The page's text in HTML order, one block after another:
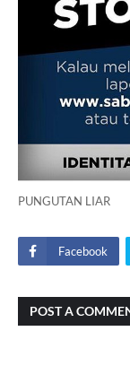
PUNGUTAN LIAR
Facebook
POST A